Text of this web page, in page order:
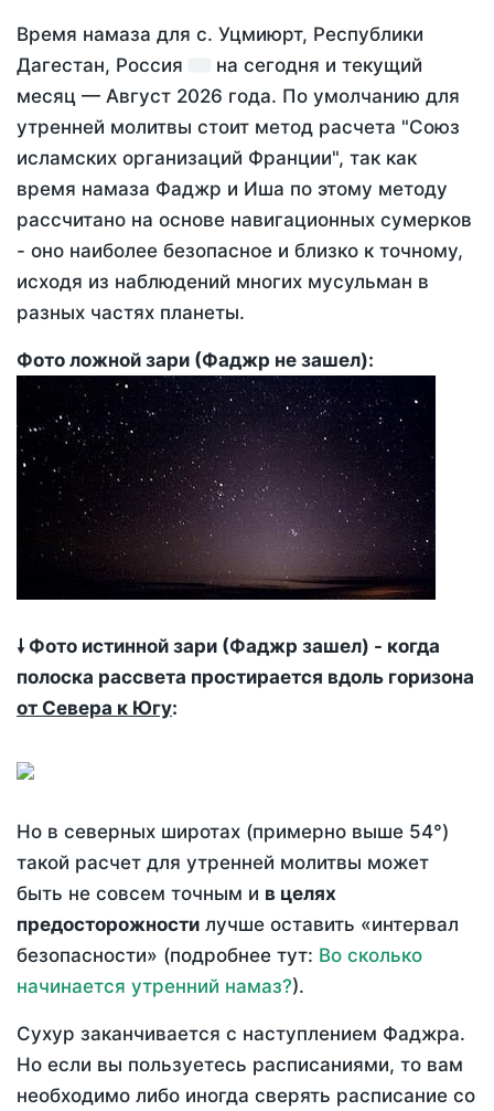
Время намаза для с. Уцмиюрт, Республики
Дагестан, Россия
на сегодня и текущий
месяц — Август 2026 года. По умолчанию для
утренней молитвы стоит метод расчета "Союз
исламских организаций Франции", так как
время намаза Фаджр и Иша по этому методу
рассчитано на основе навигационных сумерков
- оно наиболее безопасное и близко к точному,
исходя из наблюдений многих мусульман в
разных частях планеты.
Фото ложной зари (Фаджр не зашел):
🠗 Фото истинной зари (Фаджр зашел) - когда
полоска рассвета простирается вдоль горизона
от Севера к Югу:
Но в северных широтах (примерно выше 54°)
такой расчет для утренней молитвы может
быть не совсем точным и в целях
предосторожности лучше оставить «интервал
безопасности» (подробнее тут: Во сколько
начинается утренний намаз?).
Сухур заканчивается с наступлением Фаджра.
Но если вы пользуетесь расписаниями, то вам
необходимо либо иногда сверять расписание со